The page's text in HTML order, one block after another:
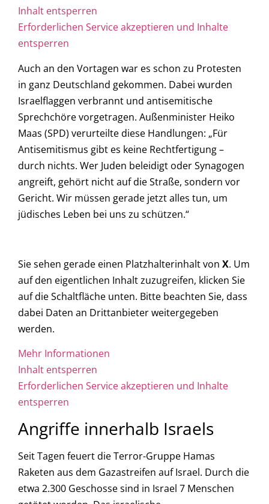
Inhalt entsperren
Erforderlichen Service akzeptieren und Inhalte
entsperren
Auch an den Vortagen war es schon zu Protesten
in ganz Deutschland gekommen. Dabei wurden
Israelflaggen verbrannt und antisemitische
Sprechchöre vorgetragen. Außenminister Heiko
Maas (SPD) verurteilte diese Handlungen: „Für
Antisemitismus gibt es keine Rechtfertigung –
durch nichts. Wer Juden beleidigt oder Synagogen
angreift, gehört nicht auf die Straße, sondern vor
Gericht. Wir müssen gerade jetzt alles tun, um
jüdisches Leben bei uns zu schützen.“
Sie sehen gerade einen Platzhalterinhalt von X. Um
auf den eigentlichen Inhalt zuzugreifen, klicken Sie
auf die Schaltfläche unten. Bitte beachten Sie, dass
dabei Daten an Drittanbieter weitergegeben
werden.
Mehr Informationen
Inhalt entsperren
Erforderlichen Service akzeptieren und Inhalte
entsperren
Angriffe innerhalb Israels
Seit Tagen feuert die Terror-Gruppe Hamas
Raketen aus dem Gazastreifen auf Israel. Durch die
etwa 2.300 Geschosse sind in Israel 7 Menschen